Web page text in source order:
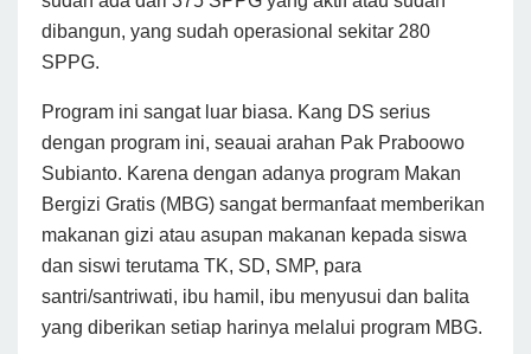
dibangun, yang sudah operasional sekitar 280
SPPG.
Program ini sangat luar biasa. Kang DS serius
dengan program ini, seauai arahan Pak Praboowo
Subianto. Karena dengan adanya program Makan
Bergizi Gratis (MBG) sangat bermanfaat memberikan
makanan gizi atau asupan makanan kepada siswa
dan siswi terutama TK, SD, SMP, para
santri/santriwati, ibu hamil, ibu menyusui dan balita
yang diberikan setiap harinya melalui program MBG.